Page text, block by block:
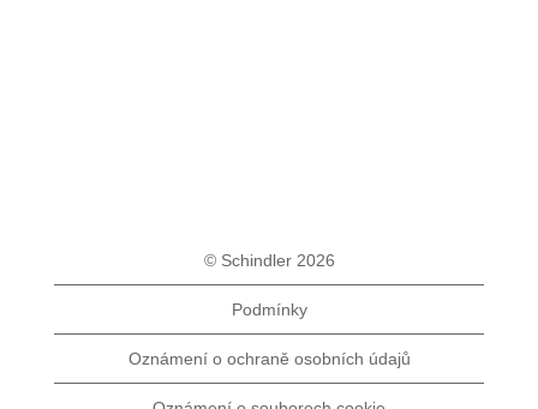
© Schindler 2026
Podmínky
Oznámení o ochraně osobních údajů